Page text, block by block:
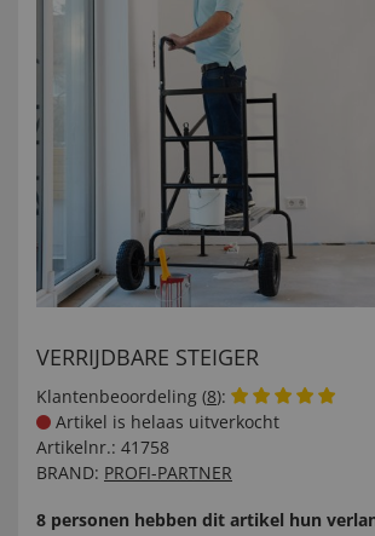
VERRIJDBARE STEIGER
Klantenbeoordeling (8):
Artikel is helaas uitverkocht
Artikelnr.: 41758
BRAND: PROFI-PARTNER
8 personen hebben dit artikel hun